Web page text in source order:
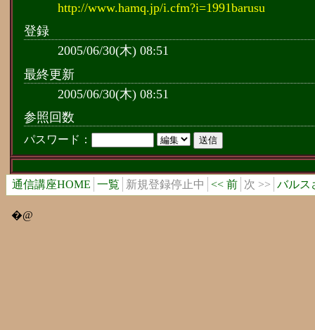
http://www.hamq.jp/i.cfm?i=1991barusu
登録
2005/06/30(木) 08:51
最終更新
2005/06/30(木) 08:51
参照回数
パスワード：
通信講座HOME 一覧 新規登録停止中 << 前 次 >> バルス
�@